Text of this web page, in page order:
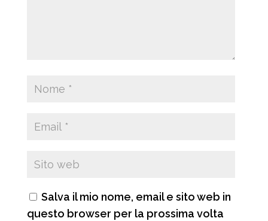
Salva il mio nome, email e sito web in
questo browser per la prossima volta